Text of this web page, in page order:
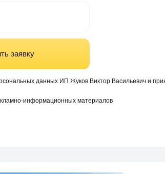
заявку
данных ИП Жуков Виктор Васильевич и
информационных материалов